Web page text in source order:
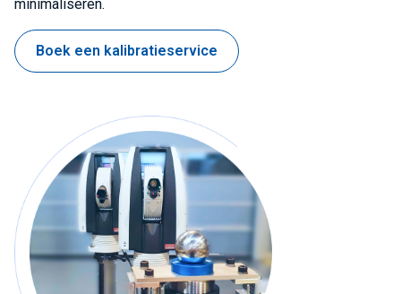
minimaliseren.
Boek een kalibratieservice